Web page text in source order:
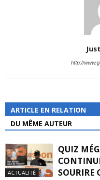
http://
ARTICLE EN RELATION
DU MÊME AUTEUR
ACTUALITÉ
QUIZ
SOURIRE